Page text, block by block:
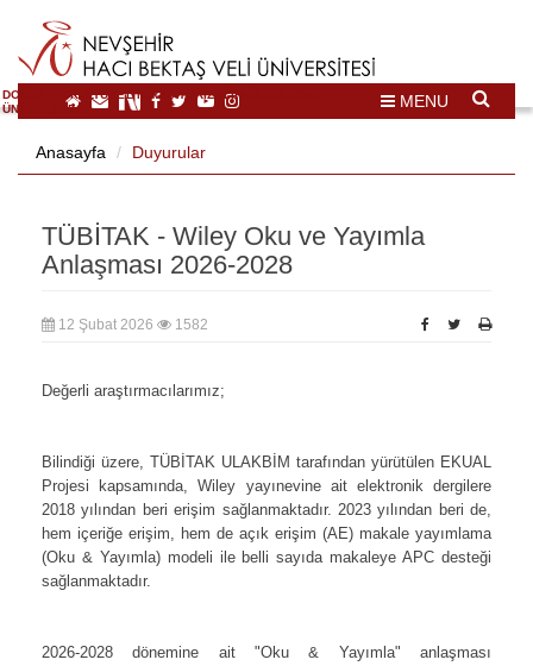
DOĞAL VE KÜLTÜREL MİRAS TURİZMİ İHTİSASLAŞMA
ÜNİVERSİTESİ
MENU
Anasayfa Duyurular
TÜBİTAK - Wiley Oku ve Yayımla
Anlaşması 2026-2028
12 Şubat 2026 1582
Değerli araştırmacılarımız;
Bilindiği üzere, TÜBİTAK ULAKBİM tarafından yürütülen EKUAL
Projesi kapsamında, Wiley yayınevine ait elektronik dergilere
2018 yılından beri erişim sağlanmaktadır. 2023 yılından beri de,
hem içeriğe erişim, hem de açık erişim (AE) makale yayımlama
(Oku & Yayımla) modeli ile belli sayıda makaleye APC desteği
sağlanmaktadır.
2026-2028 dönemine ait "Oku & Yayımla" anlaşması